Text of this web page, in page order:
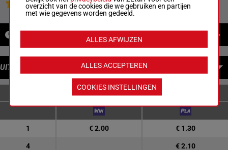
Jouw favoriete paarden
UITBETALINGEN
1 € 2.00 € 1.30
4 € 2.10
overzicht van de cookies die we gebruiken en partijen
met wie gegevens worden gedeeld.
ALLES ACCEPTEREN
ALLES AFWIJZEN
COOKIES INSTELLINGEN